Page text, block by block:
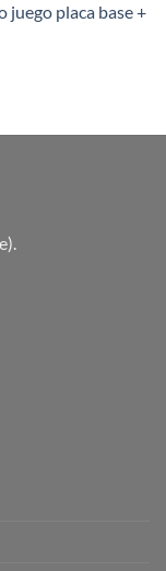
juego placa base +